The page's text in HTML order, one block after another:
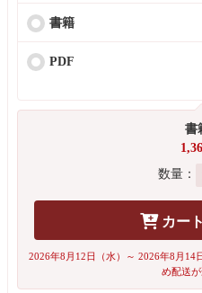
書籍
PDF
書
数量：
カー
2026年8月12日（水）～ 2026年8月14
め配送